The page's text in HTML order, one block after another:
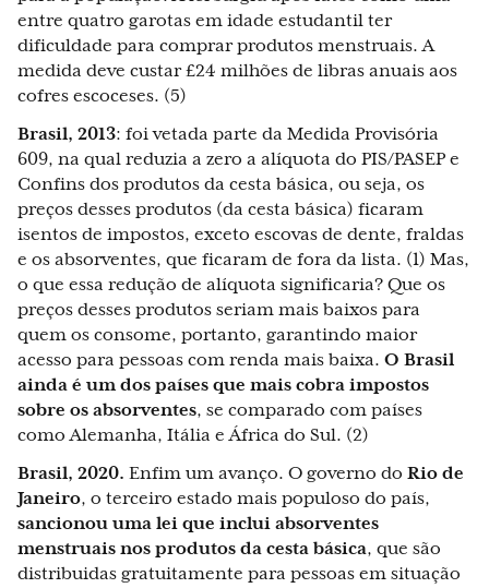
entre quatro garotas em idade estudantil ter
dificuldade para comprar produtos menstruais. A
medida deve custar £24 milhões de libras anuais aos
cofres escoceses. (5)
Brasil, 2013: foi vetada parte da Medida Provisória
609, na qual reduzia a zero a alíquota do PIS/PASEP e
Confins dos produtos da cesta básica, ou seja, os
preços desses produtos (da cesta básica) ficaram
isentos de impostos, exceto escovas de dente, fraldas
e os absorventes, que ficaram de fora da lista. (1) Mas,
o que essa redução de alíquota significaria? Que os
preços desses produtos seriam mais baixos para
quem os consome, portanto, garantindo maior
acesso para pessoas com renda mais baixa. O Brasil
ainda é um dos países que mais cobra impostos
sobre os absorventes, se comparado com países
como Alemanha, Itália e África do Sul. (2)
Brasil, 2020. Enfim um avanço. O governo do Rio de
Janeiro, o terceiro estado mais populoso do país,
sancionou uma lei que inclui absorventes
menstruais nos produtos da cesta básica, que são
distribuidas gratuitamente para pessoas em situação